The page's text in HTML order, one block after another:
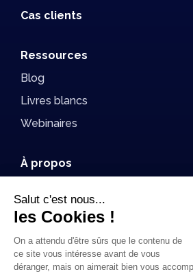
Cas clients
Ressources
Blog
Livres blancs
Webinaires
À propos
Communiqué de Presse
Conception 3D
Salut c'est nous...
les Cookies !
On a attendu d'être sûrs que le contenu de
ce site vous intéresse avant de vous
déranger, mais on aimerait bien vous